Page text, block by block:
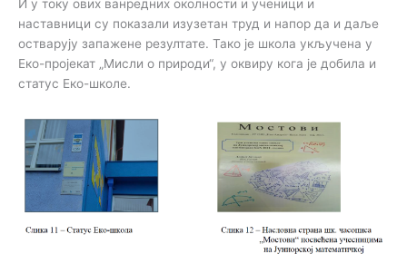
И у току ових ванредних околности и ученици и
наставници су показали изузетан труд и напор да и даље
остварују запажене резултате. Тако је школа укључена у
Еко-пројекат „Мисли о природи“, у оквиру кога је добила и
статус Еко-школе.